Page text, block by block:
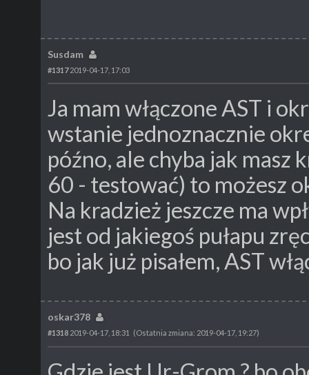
Susdam
#13172019-04-17, 17:03
Ja mam włączone AST i
wstanie jednoznacznie
późno, ale chyba jak
60 - testować) to możesz
Na kradzież jeszcze ma
jest od jakiegoś pułapu
bo jak już pisałem, AST
oskar378
#1318 2019-04-17, 18:31 (Ostatnia zmiana: 2019-04-17, 19:27)